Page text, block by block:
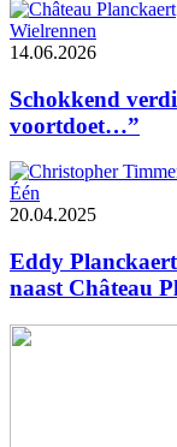
Wielrennen
14.06.2026
Schokkend
voortdoet…”
Één
20.04.2025
Eddy
naast Château